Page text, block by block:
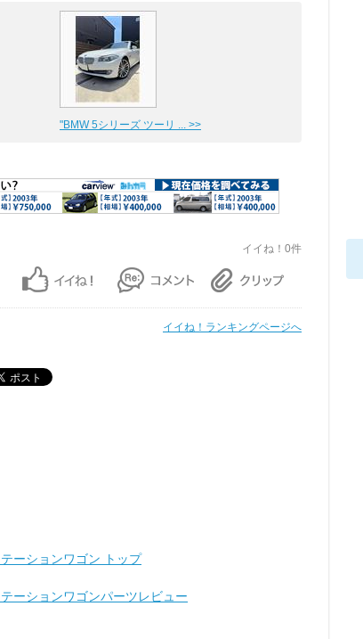
"BMW 5シリーズ ツーリ ... >>
イイね！0件
イイね！ランキングページへ
ーションワゴン トップ
ーションワゴンパーツレビュー